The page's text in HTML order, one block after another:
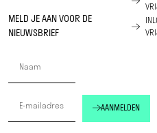
MELD JE AAN VOOR DE
NIEUWSBRIEF
AANMELDEN